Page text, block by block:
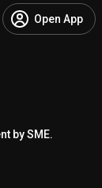
Open App
by SME.